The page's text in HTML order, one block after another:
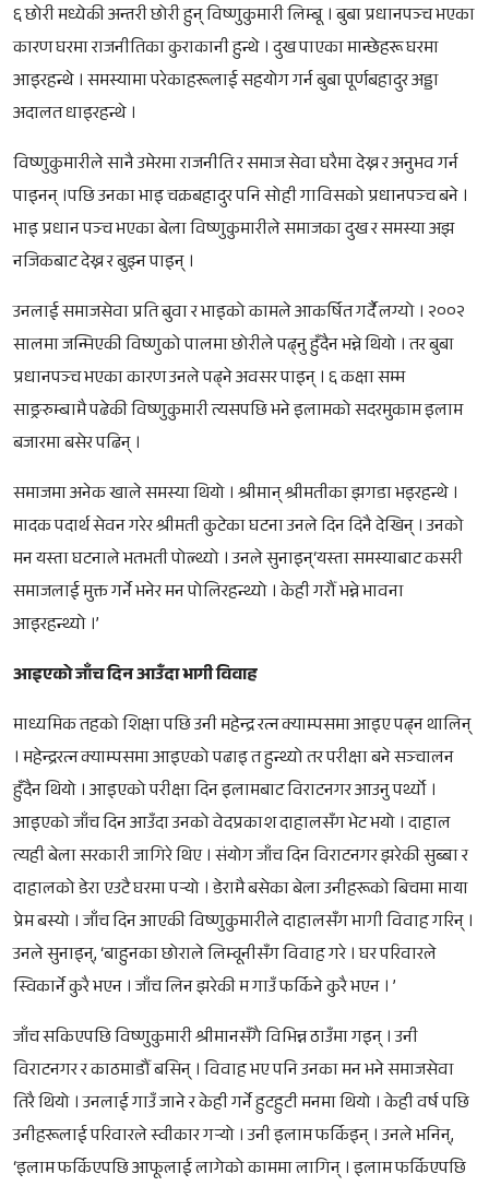
६ छोरी मध्येकी अन्तरी छोरी हुन् विष्णुकुमारी लिम्बू । बुबा प्रधानपञ्च भएका
कारण घरमा राजनीतिका कुराकानी हुन्थे । दुख पाएका मान्छेहरू घरमा
आइरहन्थे । समस्यामा परेकाहरूलाई सहयोग गर्न बुबा पूर्णबहादुर अड्डा
अदालत धाइरहन्थे ।
विष्णुकुमारीले सानै उमेरमा राजनीति र समाज सेवा घरैमा देख्न र अनुभव गर्न
पाइनन् ।पछि उनका भाइ चक्रबहादुर पनि सोही गाविसको प्रधानपञ्च बने ।
भाइ प्रधान पञ्च भएका बेला विष्णुकुमारीले समाजका दुख र समस्या अझ
नजिकबाट देख्न र बुझ्न पाइन् ।
उनलाई समाजसेवा प्रति बुवा र भाइको कामले आकर्षित गर्दै लग्यो । २००२
सालमा जन्मिएकी विष्णुको पालमा छोरीले पढ्नु हुँदैन भन्ने थियो । तर बुबा
प्रधानपञ्च भएका कारण उनले पढ्ने अवसर पाइन् । ६ कक्षा सम्म
साङ्ररुम्बामै पढेकी विष्णुकुमारी त्यसपछि भने इलामको सदरमुकाम इलाम
बजारमा बसेर पढिन् ।
समाजमा अनेक खाले समस्या थियो । श्रीमान् श्रीमतीका झगडा भइरहन्थे ।
मादक पदार्थ सेवन गरेर श्रीमती कुटेका घटना उनले दिन दिनै देखिन् । उनको
मन यस्ता घटनाले भतभती पोल्थ्यो । उनले सुनाइन्‘यस्ता समस्याबाट कसरी
समाजलाई मुक्त गर्ने भनेर मन पोलिरहन्थ्यो । केही गरौँ भन्ने भावना
आइरहन्थ्यो ।’
आइएको जाँच दिन आउँदा भागी विवाह
माध्यमिक तहको शिक्षा पछि उनी महेन्द्र रत्न क्याम्पसमा आइए पढ्न थालिन्
। महेन्द्ररत्न क्याम्पसमा आइएको पढाइ त हुन्थ्यो तर परीक्षा बने सञ्चालन
हुँदैन थियो । आइएको परीक्षा दिन इलामबाट विराटनगर आउनु पर्थ्यो ।
आइएको जाँच दिन आउँदा उनको वेदप्रकाश दाहालसँग भेट भयो । दाहाल
त्यही बेला सरकारी जागिरे थिए । संयोग जाँच दिन विराटनगर झरेकी सुब्बा र
दाहालको डेरा एउटै घरमा पर्‍यो । डेरामै बसेका बेला उनीहरूको बिचमा माया
प्रेम बस्यो । जाँच दिन आएकी विष्णुकुमारीले दाहालसँग भागी विवाह गरिन् ।
उनले सुनाइन्, ‘बाहुनका छोराले लिम्वूनीसँग विवाह गरे । घर परिवारले
स्विकार्ने कुरै भएन । जाँच लिन झरेकी म गाउँ फर्किने कुरै भएन । ’
जाँच सकिएपछि विष्णुकुमारी श्रीमानसँगै विभिन्न ठाउँमा गइन् । उनी
विराटनगर र काठमाडौँ बसिन् । विवाह भए पनि उनका मन भने समाजसेवा
तिरै थियो । उनलाई गाउँ जाने र केही गर्ने हुटहुटी मनमा थियो । केही वर्ष पछि
उनीहरूलाई परिवारले स्वीकार गर्‍यो । उनी इलाम फर्किइन् । उनले भनिन्,
‘इलाम फर्किएपछि आफूलाई लागेको काममा लागिन् । इलाम फर्किएपछि